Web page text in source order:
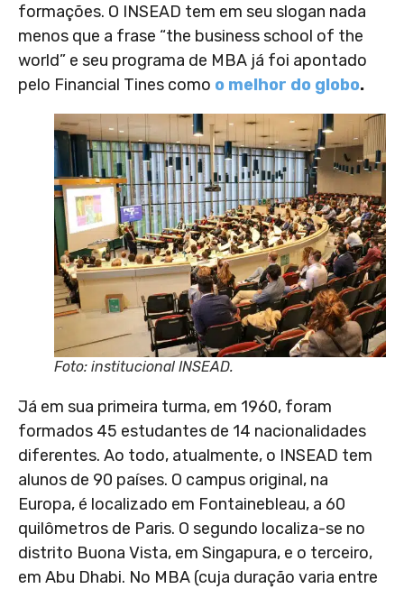
formações. O INSEAD tem em seu slogan nada
menos que a frase “the business school of the
world” e seu programa de MBA já foi apontado
pelo Financial Tines como o melhor do globo.
Foto: institucional INSEAD.
Já em sua primeira turma, em 1960, foram
formados 45 estudantes de 14 nacionalidades
diferentes. Ao todo, atualmente, o INSEAD tem
alunos de 90 países. O campus original, na
Europa, é localizado em Fontainebleau, a 60
quilômetros de Paris. O segundo localiza-se no
distrito Buona Vista, em Singapura, e o terceiro,
em Abu Dhabi. No MBA (cuja duração varia entre